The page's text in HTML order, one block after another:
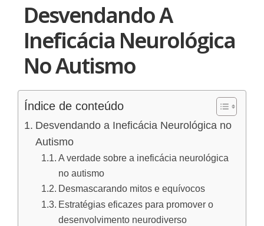
Desvendando A
Ineficácia Neurológica
No Autismo
Índice de conteúdo
Desvendando a Ineficácia Neurológica no
Autismo
A verdade sobre a ineficácia neurológica
no autismo
Desmascarando mitos e equívocos
Estratégias eficazes para promover o
desenvolvimento neurodiverso